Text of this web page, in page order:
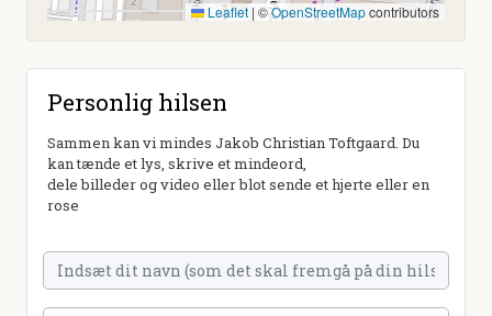
Leaflet | ©OpenStreetMapcontributors
Personlig hilsen
Sammen kan vi mindes Jakob Christian Toftgaard. Du
kan tænde et lys, skrive et mindeord,
dele billeder og video eller blot sende et hjerte eller en
rose